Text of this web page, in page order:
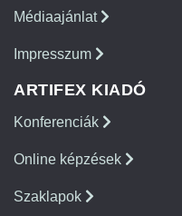
Médiaajánlat
Impresszum
ARTIFEX KIADÓ
Konferenciák
Online képzések
Szaklapok